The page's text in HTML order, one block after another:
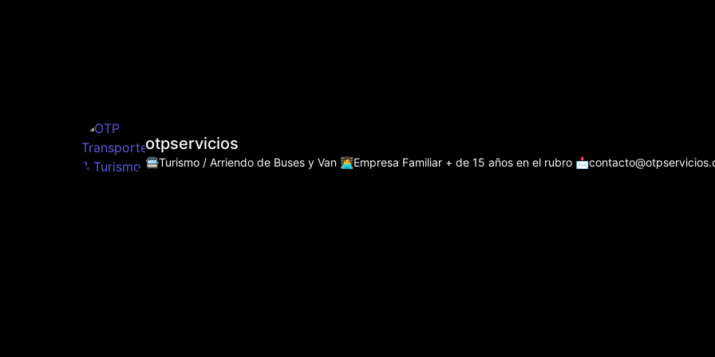
otpservicios
🚍Turismo / Arriendo de Buses y Van 👩‍💻Empresa Familiar + de 15 años en el rubro